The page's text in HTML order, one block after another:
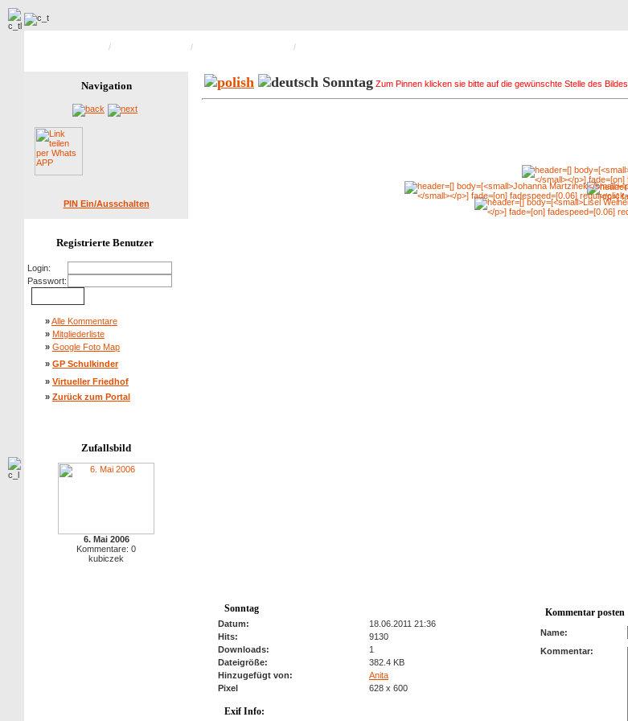
/ / /
Navigation
PIN Ein/Ausschalten
Registrierte Benutzer
Login:
Passwort:
»Alle Kommentare
» Mitgliederliste
» Google Foto Map
» GP Schulkinder
» Virtueller Friedhof
» Zurück zum Portal
Zufallsbild
6. Mai 2006
Kommentare: 0
kubiczek
Sonntag Zum Pinnen klicken sie bitte auf die gewünschte Stelle des Bildes.
Sonntag
Datum:
18.06.2011 21:36
Hits:
9130
Downloads:
1
Dateigröße:
382.4 KB
Hinzugefügt von:
Anita
Pixel
628 x 600
Exif Info:
Kommentar posten
Name:
Kommentar: